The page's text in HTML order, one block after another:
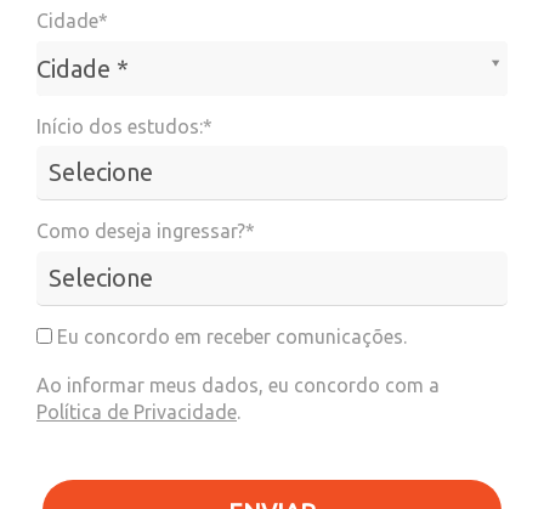
Cidade*
Cidade *
Cidade*
Início dos estudos:*
Como deseja ingressar?*
Eu concordo em receber comunicações.
Ao informar meus dados, eu concordo com a
Política de Privacidade.